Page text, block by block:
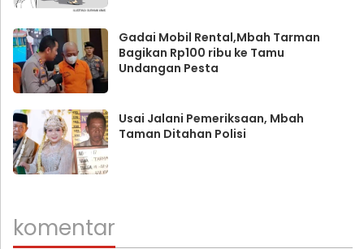
Gadai Mobil Rental,Mbah Tarman
Bagikan Rp100 ribu ke Tamu
Undangan Pesta
Usai Jalani Pemeriksaan, Mbah
Taman Ditahan Polisi
komentar